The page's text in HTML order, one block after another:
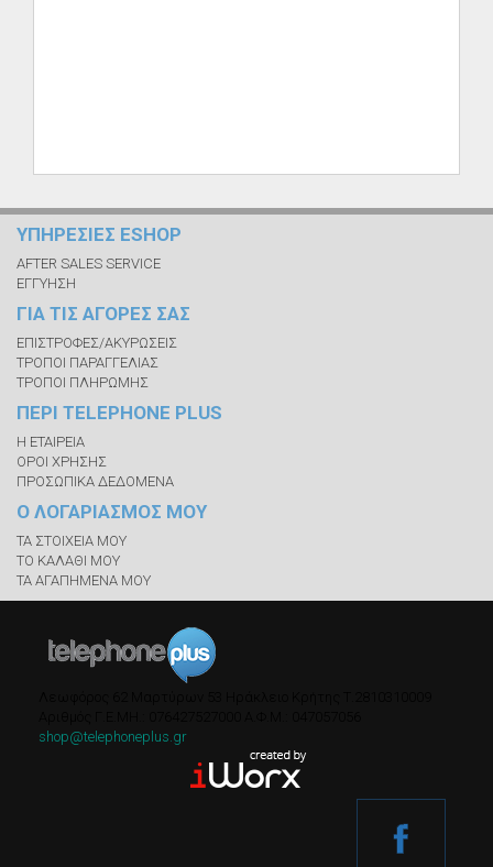
ΥΠΗΡΕΣΙΕΣ ESHOP
AFTER SALES SERVICE
ΕΓΓΥΗΣΗ
ΓΙΑ ΤΙΣ ΑΓΟΡΕΣ ΣΑΣ
ΕΠΙΣΤΡΟΦΕΣ/ΑΚΥΡΩΣΕΙΣ
ΤΡΟΠΟΙ ΠΑΡΑΓΓΕΛΙΑΣ
ΤΡΟΠΟΙ ΠΛΗΡΩΜΗΣ
ΠΕΡΙ TELEPHONE PLUS
Η ΕΤΑΙΡΕΙΑ
ΟΡΟΙ ΧΡΗΣΗΣ
ΠΡΟΣΩΠΙΚΑ ΔΕΔΟΜΕΝΑ
Ο ΛΟΓΑΡΙΑΣΜΟΣ ΜΟΥ
ΤΑ ΣΤΟΙΧΕΙΑ ΜΟΥ
ΤΟ ΚΑΛΑΘΙ ΜΟΥ
ΤΑ ΑΓΑΠΗΜΕΝΑ ΜΟΥ
shop@telephoneplus.gr